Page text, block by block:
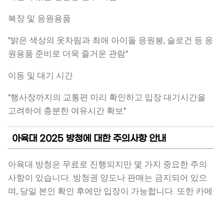
복장 및 응원용품
"밝은 색상의 옷차림과 최애 아이돌 응원봉, 슬로건 등 응
원용품 준비로 더욱 즐거운 관람"
이동 및 대기 시간
"행사장까지의 교통편 미리 확인하고 입장 대기시간을
고려하여 충분한 여유시간 확보"
아육대 2025 방청에 대한 주의사항 안내
아육대 방청은 무료로 진행되지만 몇 가지 중요한 주의
사항이 있습니다. 방청권 양도나 판매는 금지되어 있으
며, 당일 본인 확인 후에만 입장이 가능합니다. 또한 카메